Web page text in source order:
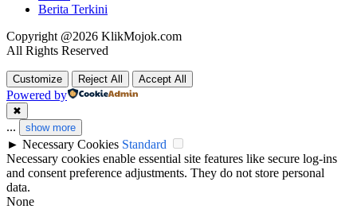
Berita Terkini
Copyright @2026 KlikMojok.com
All Rights Reserved
Customize Reject All Accept All
Powered by
✖
... show more
► Necessary Cookies Standard
Necessary cookies enable essential site features like secure log-ins
and consent preference adjustments. They do not store personal
data.
None